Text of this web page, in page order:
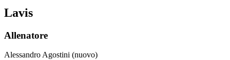
Lavis
Allenatore
Alessandro Agostini (nuovo)